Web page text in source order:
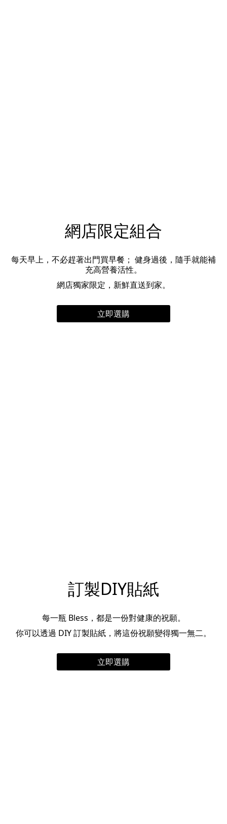
網店限定組合
每天早上，不必趕著出門買早餐； 健身過後，隨手就能補
充高營養活性。
網店獨家限定，新鮮直送到家。
立即選購
訂製DIY貼紙
每一瓶 Bless，都是一份對健康的祝願。
你可以透過 DIY 訂製貼紙，將這份祝願變得獨一無二。
立即選購